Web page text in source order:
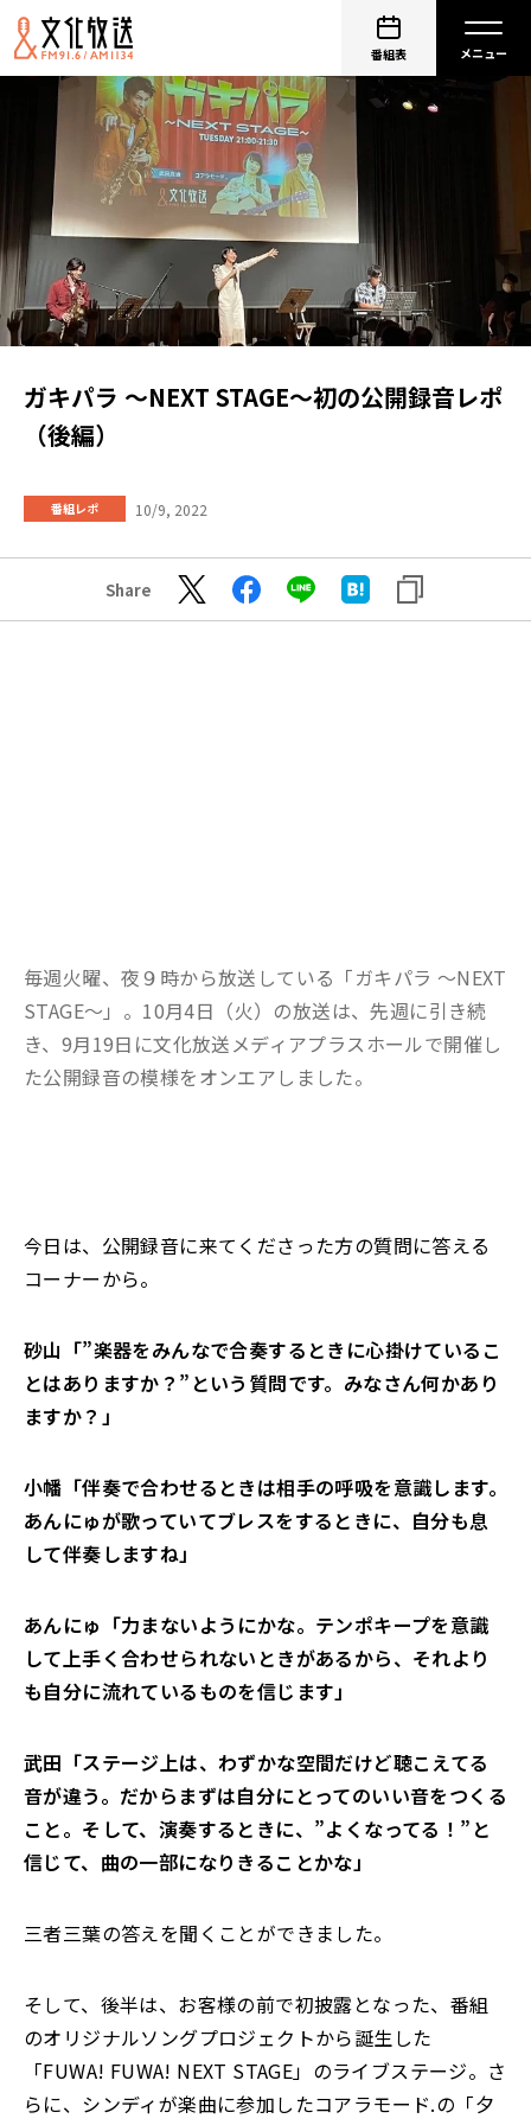
番組表
ガキパラ ～NEXT STAGE～初の公開録音レポ
（後編）
番組レポ 10/9, 2022
Share
毎週火曜、夜９時から放送している「ガキパラ ～NEXT
STAGE～」。10月4日（火）の放送は、先週に引き続
き、9月19日に文化放送メディアプラスホールで開催し
た公開録音の模様をオンエアしました。
今日は、公開録音に来てくださった方の質問に答える
コーナーから。
砂山「”楽器をみんなで合奏するときに心掛けているこ
とはありますか？”という質問です。みなさん何かあり
ますか？」
小幡「伴奏で合わせるときは相手の呼吸を意識します。
あんにゅが歌っていてブレスをするときに、自分も息
して伴奏しますね」
あんにゅ「力まないようにかな。テンポキープを意識
して上手く合わせられないときがあるから、それより
も自分に流れているものを信じます」
武田「ステージ上は、わずかな空間だけど聴こえてる
音が違う。だからまずは自分にとってのいい音をつくる
こと。そして、演奏するときに、”よくなってる！”と
信じて、曲の一部になりきることかな」
三者三葉の答えを聞くことができました。
そして、後半は、お客様の前で初披露となった、番組
のオリジナルソングプロジェクトから誕生した
「FUWA! FUWA! NEXT STAGE」のライブステージ。さ
らに、シンディが楽曲に参加したコアラモード.の「夕